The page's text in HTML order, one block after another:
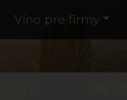
Víno pre firmy